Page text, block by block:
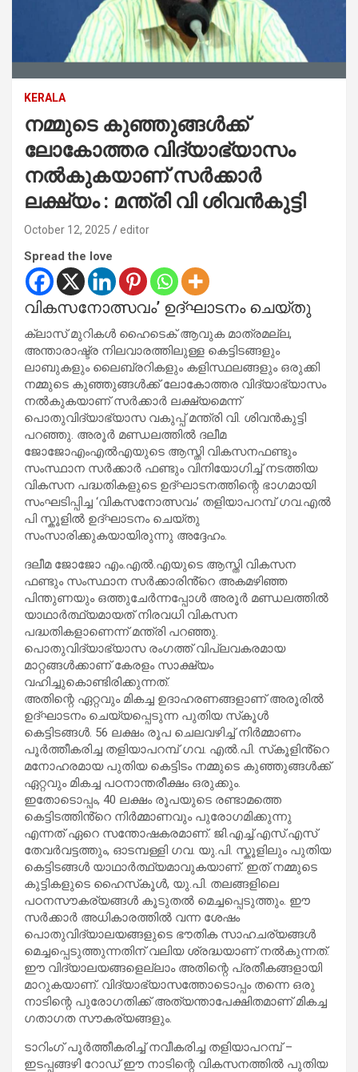
KERALA
നമ്മുടെ കുഞ്ഞുങ്ങൾക്ക്
ലോകോത്തര വിദ്യാഭ്യാസം
നൽകുകയാണ് സർക്കാർ
ലക്ഷ്യം : മന്ത്രി വി ശിവൻകുട്ടി
October 12, 2025 editor
Spread the love
വികസനോത്സവം’ ഉദ്ഘാടനം ചെയ്തു
ക്ലാസ് മുറികൾ ഹൈടെക് ആവുക മാത്രമല്ല,
അന്താരാഷ്ട്ര നിലവാരത്തിലുള്ള കെട്ടിടങ്ങളും
ലാബുകളും ലൈബ്രറികളും കളിസ്ഥലങ്ങളും ഒരുക്കി
നമ്മുടെ കുഞ്ഞുങ്ങൾക്ക് ലോകോത്തര വിദ്യാഭ്യാസം
നൽകുകയാണ് സർക്കാർ ലക്ഷ്യമെന്ന്
പൊതുവിദ്യാഭ്യാസ വകുപ്പ് മന്ത്രി വി. ശിവൻകുട്ടി
പറഞ്ഞു. അരൂർ മണ്ഡലത്തിൽ ദലീമ
ജോജോഎംഎൽഎയുടെ ആസ്തി വികസനഫണ്ടും
സംസ്ഥാന സർക്കാർ ഫണ്ടും വിനിയോഗിച്ച് നടത്തിയ
വികസന പദ്ധതികളുടെ ഉദ്ഘാടനത്തിന്റെ ഭാഗമായി
സംഘടിപ്പിച്ച ‘വികസനോത്സവം’ തളിയാപറമ്പ് ഗവ.എൽ
പി സ്കൂളിൽ ഉദ്ഘാടനം ചെയ്തു
സംസാരിക്കുകയായിരുന്നു അദ്ദേഹം.
ദലീമ ജോജോ എം.എൽ.എയുടെ ആസ്തി വികസന
ഫണ്ടും സംസ്ഥാന സർക്കാരിൻ്റെ അകമഴിഞ്ഞ
പിന്തുണയും ഒത്തുചേർന്നപ്പോൾ അരൂർ മണ്ഡലത്തിൽ
യാഥാർത്ഥ്യമായത് നിരവധി വികസന
പദ്ധതികളാണെന്ന് മന്ത്രി പറഞ്ഞു.
പൊതുവിദ്യാഭ്യാസ രംഗത്ത് വിപ്ലവകരമായ
മാറ്റങ്ങൾക്കാണ് കേരളം സാക്ഷ്യം
വഹിച്ചുകൊണ്ടിരിക്കുന്നത്.
അതിന്റെ ഏറ്റവും മികച്ച ഉദാഹരണങ്ങളാണ് അരൂരിൽ
ഉദ്ഘാടനം ചെയ്യപ്പെടുന്ന പുതിയ സ്‌കൂൾ
കെട്ടിടങ്ങൾ. 56 ലക്ഷം രൂപ ചെലവഴിച്ച് നിർമ്മാണം
പൂർത്തീകരിച്ച തളിയാപറമ്പ് ഗവ. എൽ.പി. സ്‌കൂളിൻ്റെ
മനോഹരമായ പുതിയ കെട്ടിടം നമ്മുടെ കുഞ്ഞുങ്ങൾക്ക്
ഏറ്റവും മികച്ച പഠനാന്തരീക്ഷം ഒരുക്കും.
ഇതോടൊപ്പം, 40 ലക്ഷം രൂപയുടെ രണ്ടാമത്തെ
കെട്ടിടത്തിൻ്റെ നിർമ്മാണവും പുരോഗമിക്കുന്നു
എന്നത് ഏറെ സന്തോഷകരമാണ്. ജി.എച്ച്.എസ്.എസ്
തേവർവട്ടത്തും, ഓടമ്പള്ളി ഗവ. യു.പി. സ്കൂളിലും പുതിയ
കെട്ടിടങ്ങൾ യാഥാർത്ഥ്യമാവുകയാണ്. ഇത് നമ്മുടെ
കുട്ടികളുടെ ഹൈസ്‌കൂൾ, യു.പി. തലങ്ങളിലെ
പഠനസൗകര്യങ്ങൾ കൂടുതൽ മെച്ചപ്പെടുത്തും. ഈ
സർക്കാർ അധികാരത്തിൽ വന്ന ശേഷം
പൊതുവിദ്യാലയങ്ങളുടെ ഭൗതിക സാഹചര്യങ്ങൾ
മെച്ചപ്പെടുത്തുന്നതിന് വലിയ ശ്രദ്ധയാണ് നൽകുന്നത്.
ഈ വിദ്യാലയങ്ങളെല്ലാം അതിന്റെ പ്രതീകങ്ങളായി
മാറുകയാണ്. വിദ്യാഭ്യാസത്തോടൊപ്പം തന്നെ ഒരു
നാടിന്റെ പുരോഗതിക്ക് അത്യന്താപേക്ഷിതമാണ് മികച്ച
ഗതാഗത സൗകര്യങ്ങളും.
ടാറിംഗ് പൂർത്തീകരിച്ച് നവീകരിച്ച തളിയാപറമ്പ് –
ഇടപ്പങ്ങഴി റോഡ് ഈ നാടിന്റെ വികസനത്തിൽ പുതിയ